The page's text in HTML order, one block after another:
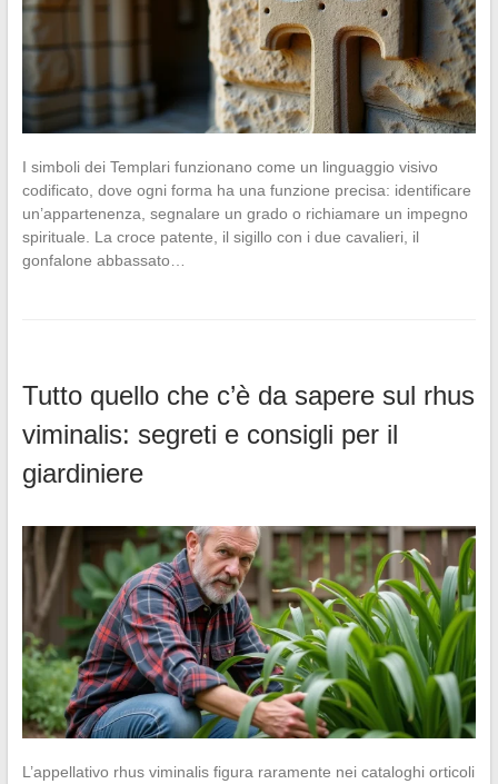
I simboli dei Templari funzionano come un linguaggio visivo
codificato, dove ogni forma ha una funzione precisa: identificare
un’appartenenza, segnalare un grado o richiamare un impegno
spirituale. La croce patente, il sigillo con i due cavalieri, il
gonfalone abbassato…
Tutto quello che c’è da sapere sul rhus
viminalis: segreti e consigli per il
giardiniere
L’appellativo rhus viminalis figura raramente nei cataloghi orticoli